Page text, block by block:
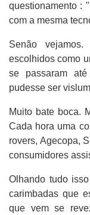
questionamento :
com a mesma
Senão
escolhidos como
se passaram
pudesse ser
Muito bate boca.
Cada hora uma
rovers, Agecopa,
consumidores
Olhando tudo
carimbadas que
que vem se